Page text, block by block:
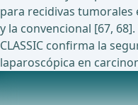
para recidivas
y la convencional [67,
CLASSIC confirma la
laparoscópica en
Estudios en curso